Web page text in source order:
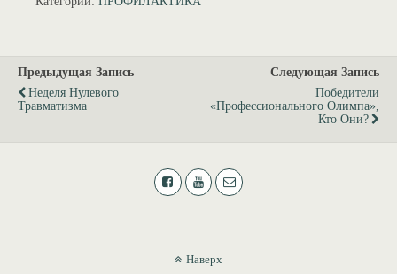
Предыдущая Запись
Неделя Нулевого
Травматизма
Следующая Запись
Победители
«Профессионального Олимпа»,
Кто Они?
Наверх